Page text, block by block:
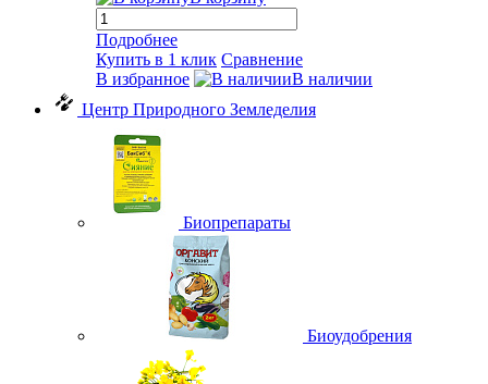
Подробнее
Купить в 1 клик Сравнение
В избранное
В наличии
Центр Природного Земледелия
Биопрепараты
Биоудобрения